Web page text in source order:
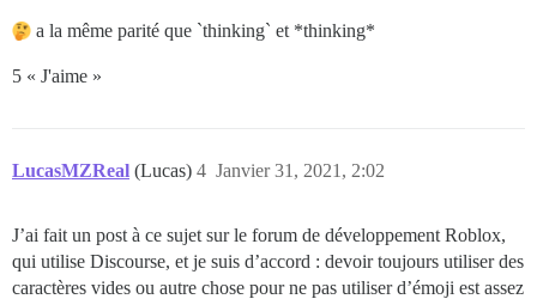
a la même parité que `thinking` et *thinking*
5 « J'aime »
LucasMZReal (Lucas) Janvier 31, 2021, 2:02
4
J’ai fait un post à ce sujet sur le forum de développement Roblox,
qui utilise Discourse, et je suis d’accord : devoir toujours utiliser des
caractères vides ou autre chose pour ne pas utiliser d’émoji est assez